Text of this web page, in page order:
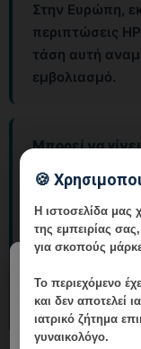
Στην Ευρώπη,
περιπτώσεις
τάση αυτή
εμβολιασμό.
Μπορεί να
screening για
γίνει HPV
κλινική
standard για
🍪
Η ιστοσελίδα μας
της εμπειρίας
για σκοπούς
Το περιεχόμενο
και δεν αποτελεί
ιατρικό ζήτημα
γυναικολόγο.